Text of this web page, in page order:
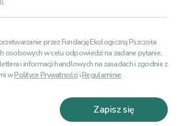
przez Fundację Ekologiczną Pszczoła
osobowych w celu odpowiedzi na zadane pytanie,
i informacji handlowych na zasadach i zgodnie z
wPolityce PrywatnościiRegulaminie.
Zapisz się